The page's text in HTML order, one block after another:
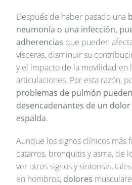
Después de haber pasado una
neumonía o una infección,
adherencias que pueden
vísceras, disminuir su
y el impacto de la movilidad en
articulaciones. Por esta razón,
problemas de pulmón
desencadenantes de un
espalda.
Aunque los signos clínicos más
catarros, bronquitis y asma, de
ver otros signos y síntomas,
en hombros, dolores